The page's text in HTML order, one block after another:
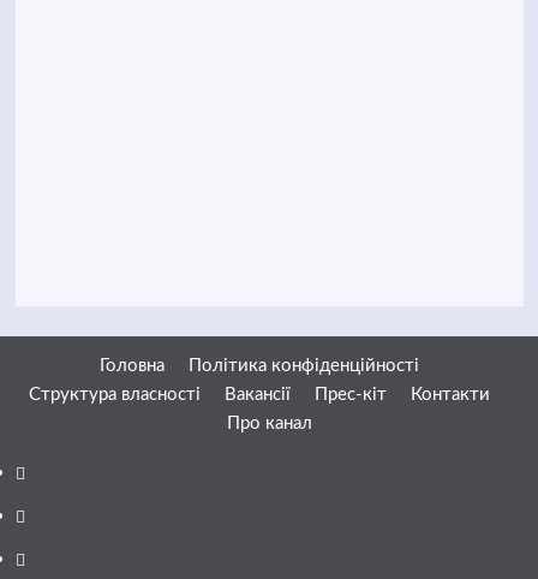
Головна
Політика конфіденційності
Структура власності
Вакансії Прес-кіт
Контакти
Про канал
Facebook
YouTube
Telegram